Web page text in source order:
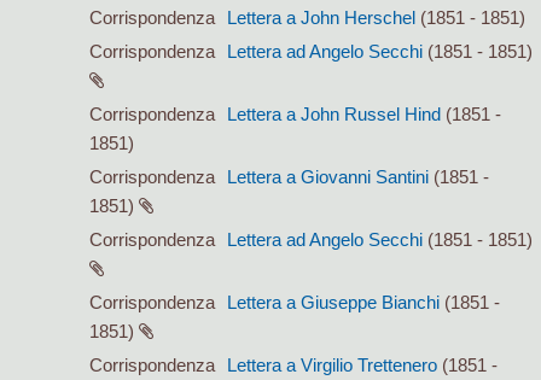
Corrispondenza Lettera a John Herschel (1851 - 1851)
Corrispondenza
Lettera ad Angelo Secchi (1851 - 1851)
Corrispondenza Lettera a John Russel Hind (1851 -
1851)
Corrispondenza
Lettera a Giovanni Santini (1851 -
1851)
Corrispondenza
Lettera ad Angelo Secchi (1851 - 1851)
Corrispondenza Lettera a Giuseppe Bianchi (1851 -
1851)
Corrispondenza
Lettera a Virgilio Trettenero (1851 -